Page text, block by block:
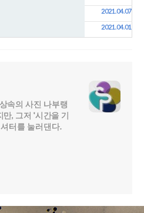
2021.04.07
2021.04.01
속의 사진 나부랭
, 그저 '시간을 기
터를 눌러댄다.